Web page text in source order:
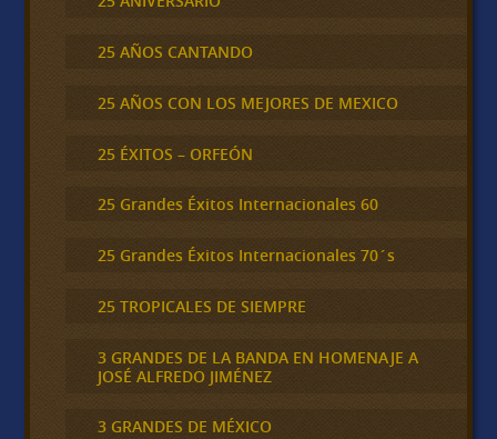
25 AÑOS CANTANDO
25 AÑOS CON LOS MEJORES DE MEXICO
25 ÉXITOS – ORFEÓN
25 Grandes Éxitos Internacionales 60
25 Grandes Éxitos Internacionales 70´s
25 TROPICALES DE SIEMPRE
3 GRANDES DE LA BANDA EN HOMENAJE A
JOSÉ ALFREDO JIMÉNEZ
3 GRANDES DE MÉXICO